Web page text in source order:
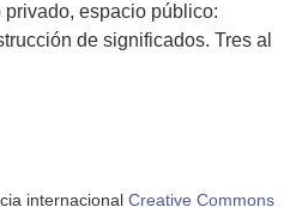
espacio público:
de significados. Tres al
internacional Creative Commons